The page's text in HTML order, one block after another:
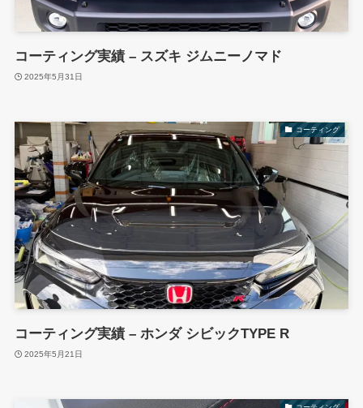
コーティング実績 – スズキ ジムニーノマド
2025年5月31日
コーティング
コーティング実績 – ホンダ シビックTYPE R
2025年5月21日